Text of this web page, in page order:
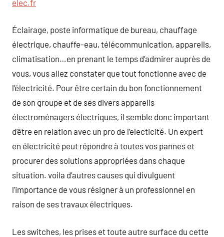
elec.fr
Éclairage, poste informatique de bureau, chauffage
électrique, chauffe-eau, télécommunication, appareils,
climatisation…en prenant le temps d’admirer auprès de
vous, vous allez constater que tout fonctionne avec de
l’électricité. Pour être certain du bon fonctionnement
de son groupe et de ses divers appareils
électroménagers électriques, il semble donc important
d’être en relation avec un pro de l’electicité. Un expert
en électricité peut répondre à toutes vos pannes et
procurer des solutions appropriées dans chaque
situation. voila d’autres causes qui divulguent
l’importance de vous résigner à un professionnel en
raison de ses travaux électriques.
Les switches, les prises et toute autre surface du cette